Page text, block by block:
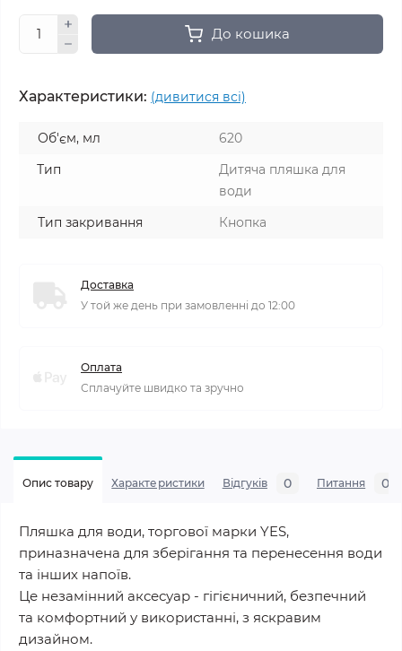
До кошика
Характеристики: (дивитися всі)
Об'єм, мл
620
Тип
Дитяча пляшка для
води
Тип закривання
Кнопка
Доставка
У той же день при замовленні до 12:00
Оплата
Сплачуйте швидко та зручно
Опис товару Характеристики Відгуків 0 Питання 0
Пляшка для води, торгової марки YES,
приназначена для зберігання та перенесення води
та інших напоїв.
Це незамінний аксесуар - гігієничний, безпечний
та комфортний у використанні, з яскравим
дизайном.